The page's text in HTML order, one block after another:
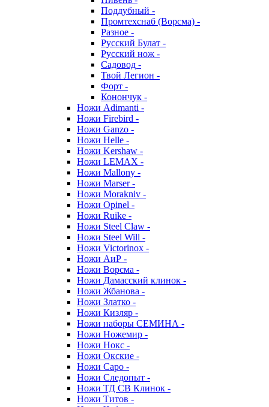
Поддубный -
Промтехснаб (Ворсма) -
Разное -
Русский Булат -
Русский нож -
Садовод -
Твой Легион -
Форт -
Конончук -
Ножи Adimanti -
Ножи Firebird -
Ножи Ganzo -
Ножи Helle -
Ножи Kershaw -
Ножи LEMAX -
Ножи Mallony -
Ножи Marser -
Ножи Morakniv -
Ножи Opinel -
Ножи Ruike -
Ножи Steel Claw -
Ножи Steel Will -
Ножи Victorinox -
Ножи АиР -
Ножи Ворсма -
Ножи Дамасский клинок -
Ножи Жбанова -
Ножи Златко -
Ножи Кизляр -
Ножи наборы СЕМИНА -
Ножи Ножемир -
Ножи Нокс -
Ножи Окские -
Ножи Саро -
Ножи Следопыт -
Ножи ТД СВ Клинок -
Ножи Титов -